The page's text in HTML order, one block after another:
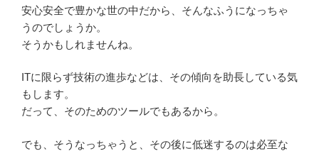
安心安全で豊かな世の中だから、そんなふうになっちゃ
うのでしょうか。
そうかもしれませんね。
ITに限らず技術の進歩などは、その傾向を助長している気
もします。
だって、そのためのツールでもあるから。
でも、そうなっちゃうと、その後に低迷するのは必至な